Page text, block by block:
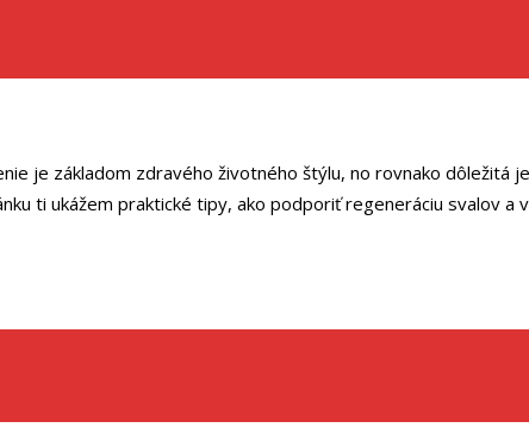
je základom zdravého životného štýlu, no rovnako dôležitá
ti ukážem praktické tipy, ako podporiť regeneráciu svalov a